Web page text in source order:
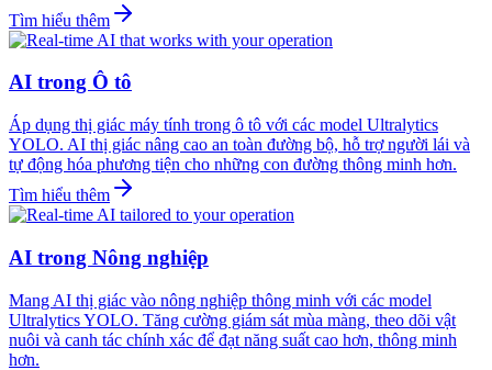
Tìm hiểu thêm
AI trong Ô tô
Áp dụng thị giác máy tính trong ô tô với các model Ultralytics
YOLO. AI thị giác nâng cao an toàn đường bộ, hỗ trợ người lái và
tự động hóa phương tiện cho những con đường thông minh hơn.
Tìm hiểu thêm
AI trong Nông nghiệp
Mang AI thị giác vào nông nghiệp thông minh với các model
Ultralytics YOLO. Tăng cường giám sát mùa màng, theo dõi vật
nuôi và canh tác chính xác để đạt năng suất cao hơn, thông minh
hơn.